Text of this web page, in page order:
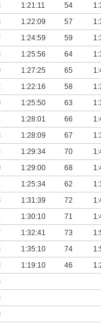
1:21:11 54
1:22:09 57
1:24:59 59
1:25:56 64
1:27:25 65
1:22:16 58
1:25:50 63
1:28:01 66
1:28:09 67
1:29:34 70
1:29:00 68
1:25:34 62
1:31:39 72
1:30:10 71
1:32:41 73
1:35:10 74
1:19:10 46